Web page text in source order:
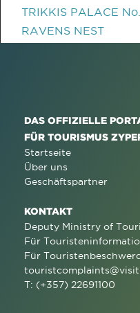
TRIKKIS PALACE
RAVENS NEST
DAS OFFIZIELLE
FÜR TOURISMUS
Startseite
Über uns
Geschäftspartner
KONTAKT
Deputy Ministry of
Für
Für
T: (+357) 22691100